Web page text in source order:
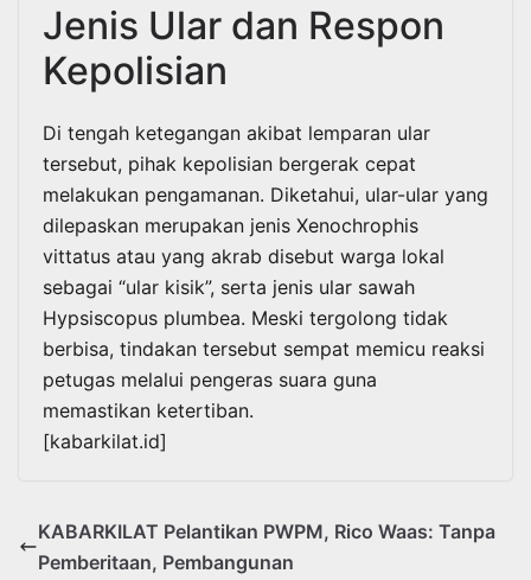
Jenis Ular dan Respon
Kepolisian
Di tengah ketegangan akibat lemparan ular
tersebut, pihak kepolisian bergerak cepat
melakukan pengamanan. Diketahui, ular-ular yang
dilepaskan merupakan jenis Xenochrophis
vittatus atau yang akrab disebut warga lokal
sebagai “ular kisik”, serta jenis ular sawah
Hypsiscopus plumbea. Meski tergolong tidak
berbisa, tindakan tersebut sempat memicu reaksi
petugas melalui pengeras suara guna
memastikan ketertiban.
[kabarkilat.id]
KABARKILAT Pelantikan PWPM, Rico Waas: Tanpa
Pemberitaan, Pembangunan